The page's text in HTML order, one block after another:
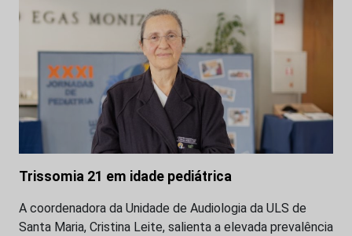
Trissomia 21 em idade pediátrica
A coordenadora da Unidade de Audiologia da ULS de
Santa Maria, Cristina Leite, salienta a elevada prevalência